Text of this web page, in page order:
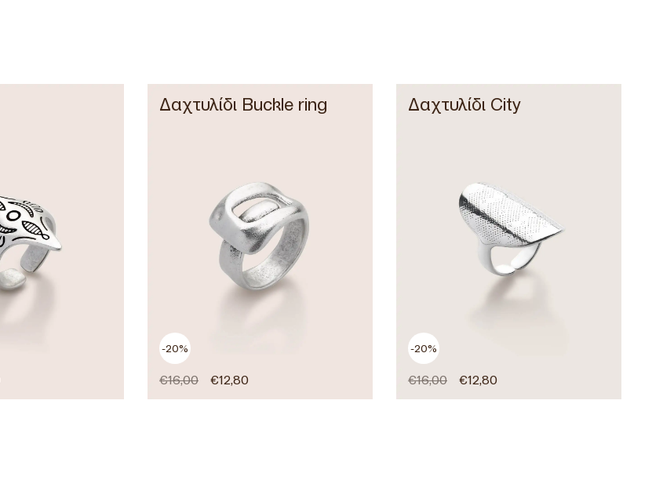
-20%
Δαχτυλίδι Buckle ring
€16,00 €12,80
-20%
Δαχτυλίδι City
€16,00 €12,80